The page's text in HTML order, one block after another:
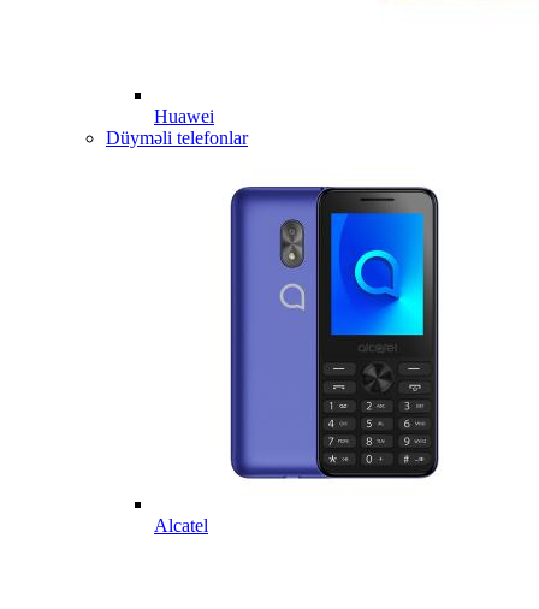
Huawei
Düyməli telefonlar
Alcatel